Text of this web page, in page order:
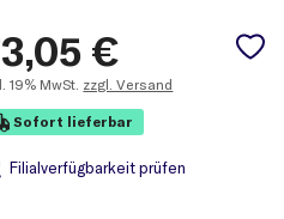
€
19% MwSt. zzgl. Versand
Sofort lieferbar
Filialverfügbarkeit prüfen